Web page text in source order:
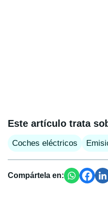
Este artículo trata
Coches eléctricos
Compártela en: